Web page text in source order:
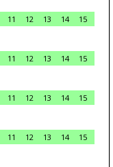
11 12 13 14
15
11 12 13 14
15
11 12 13 14
15
11 12 13 14
15